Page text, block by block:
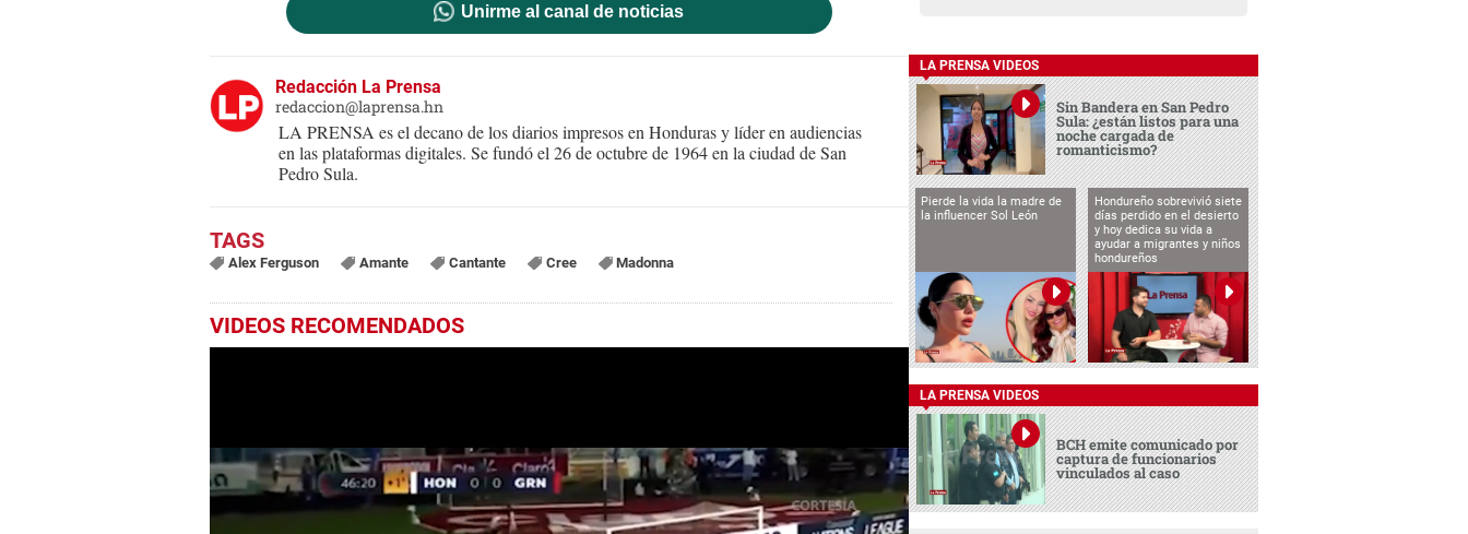
Unirme al canal de noticias
Redacción La Prensa
redaccion@laprensa.hn
LA PRENSA es el decano de los diarios impresos en Honduras y líder en audiencias
en las plataformas digitales. Se fundó el 26 de octubre de 1964 en la ciudad de San
Pedro Sula.
Alex Ferguson Amante Cantante Cree Madonna
VIDEOS RECOMENDADOS
LA PRENSA VIDEOS
Sin Bandera en San Pedro
Sula: ¿están listos para una
noche cargada de
romanticismo?
Pierde la vida la madre de
la influencer Sol León
Hondureño sobrevivió siete
días perdido en el desierto
y hoy dedica su vida a
ayudar a migrantes y niños
hondureños
LA PRENSA VIDEOS
BCH emite comunicado por
captura de funcionarios
vinculados al caso